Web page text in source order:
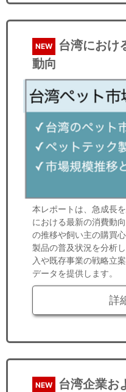
NEW
台湾におけ
動向
本レポートは、急成長
における最新の消費動
の推移や飼い主の購買
製品の普及状況を分析
入や既存事業の戦略立
データを提供します。
詳
NEW
台湾企業お